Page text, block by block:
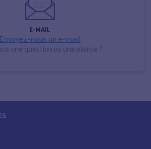
E-MAIL
Envoyez-nous un e-mail
une question ou une plainte ?